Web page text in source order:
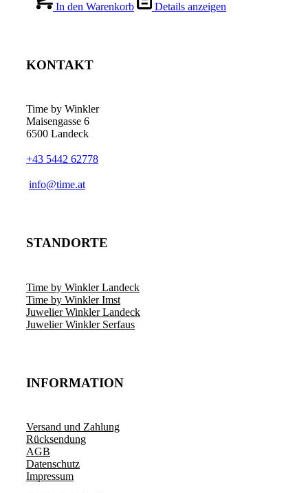
In den Warenkorb Details anzeigen
KONTAKT
Time by Winkler
Maisengasse 6
6500 Landeck
+43 5442 62778
­info@time.at
STANDORTE
Time by Winkler Landeck
Time by Winkler Imst
Juwelier Winkler Landeck
Juwelier Winkler Serfaus
INFORMATION
Versand und Zahlung
Rücksendung
AGB
Datenschutz
Impressum